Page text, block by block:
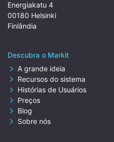
Energiakatu 4
00180 Helsinki
Finlândia
Descubra o Markit
A grande ideia
Recursos do sistema
Histórias de Usuários
Preços
Blog
Sobre nós